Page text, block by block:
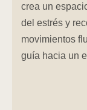
crea un
del estrés y
movimientos
guía hacia un